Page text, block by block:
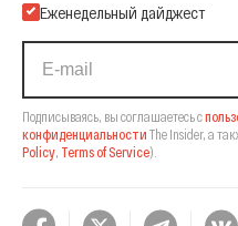
Еженедельный дайджест
Подписываясь, вы соглашаетесь с
конфиденциальности The Insider, а
Policy Terms of Service).